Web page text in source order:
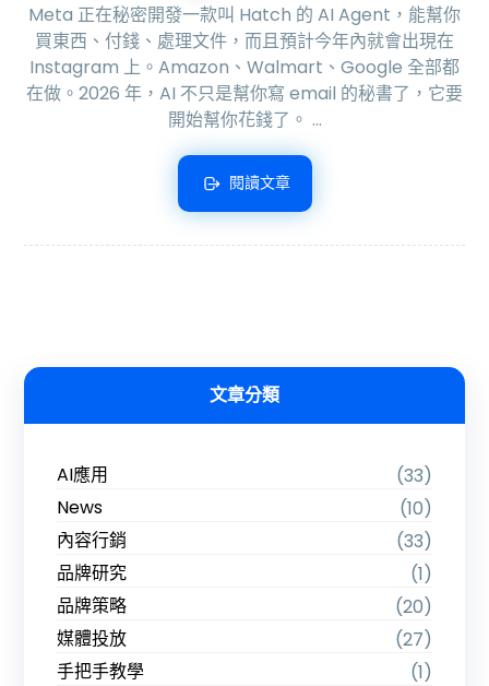
Meta 正在秘密開發一款叫 Hatch 的 AI Agent，能幫你
買東西、付錢、處理文件，而且預計今年內就會出現在
Instagram 上。Amazon、Walmart、Google 全部都
在做。2026 年，AI 不只是幫你寫 email 的秘書了，它要
開始幫你花錢了。 ...
閱讀文章
文章分類
AI應用
(33)
News
(10)
內容行銷
(33)
品牌研究
(1)
品牌策略
(20)
媒體投放
(27)
手把手教學
(1)